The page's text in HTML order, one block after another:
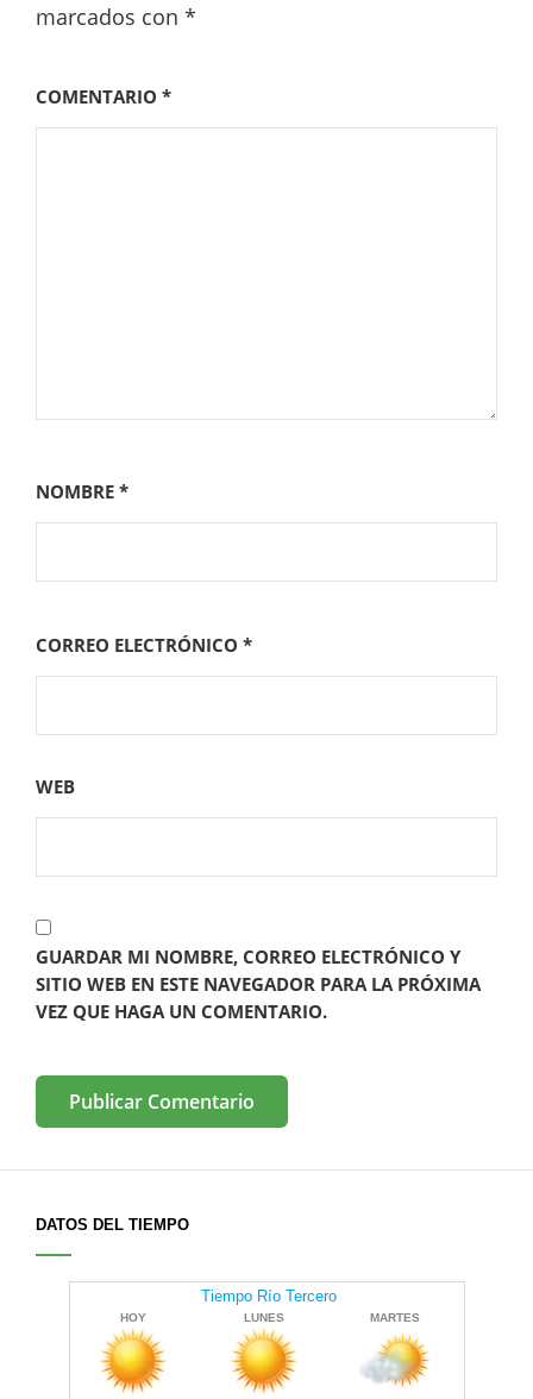
marcados con *
COMENTARIO *
NOMBRE *
CORREO ELECTRÓNICO *
WEB
GUARDAR MI NOMBRE, CORREO ELECTRÓNICO Y
SITIO WEB EN ESTE NAVEGADOR PARA LA PRÓXIMA
VEZ QUE HAGA UN COMENTARIO.
DATOS DEL TIEMPO